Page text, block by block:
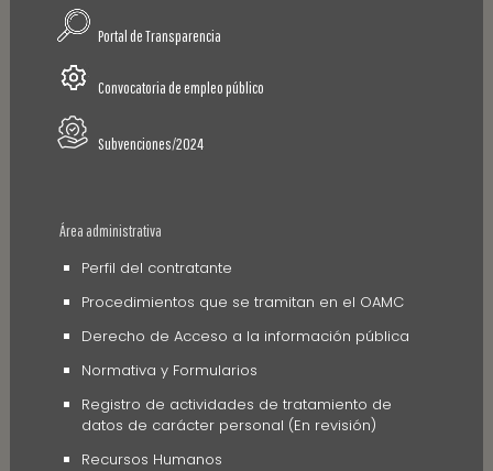
Portal de Transparencia
Convocatoria de empleo público
Subvenciones/2024
Área administrativa
Perfil del contratante
Procedimientos que se tramitan en el OAMC
Derecho de Acceso a la información pública
Normativa y Formularios
Registro de actividades de tratamiento de
datos de carácter personal (En revisión)
Recursos Humanos